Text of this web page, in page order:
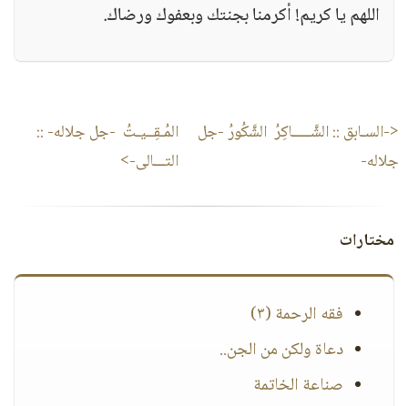
اللهم يا كريم! أكرمنا بجنتك وبعفوك ورضاك.
<-السـابق ::الشَّـــــاكِرُ الشَّكُورُ -جل
جلاله-
المُـقِــيـتُ -جل جلاله- ::
التـــالى->
مختارات
فقه الرحمة (٣)
دعاة ولكن من الجن..
صناعة الخاتمة